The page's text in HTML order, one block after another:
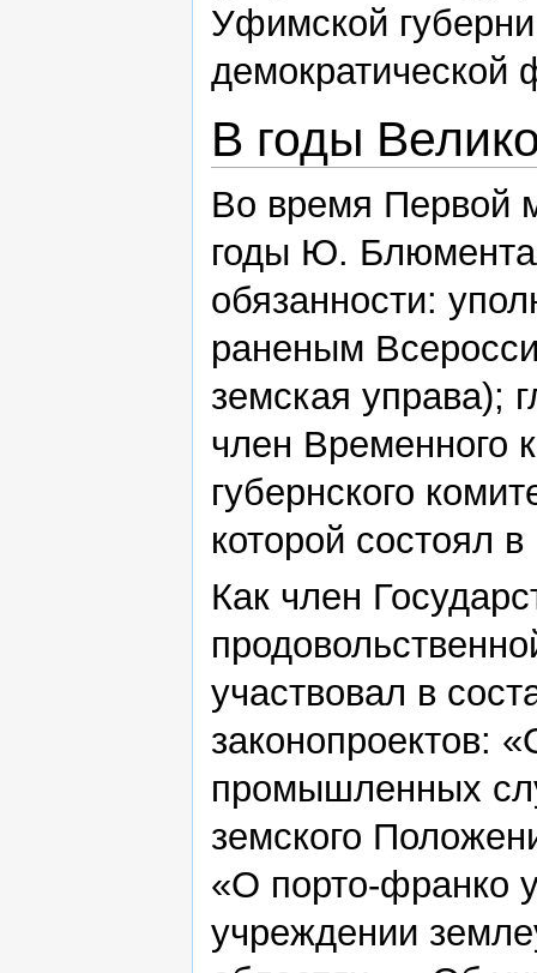
Уфимской
демократической
В годы
Во время Первой
годы Ю.
обязанности:
раненым
земская управа);
член Временного
губернского
которой состоял в
Как член
участвовал в
законопроектов:
промышленных
земского
«О порто-франко
учреждении